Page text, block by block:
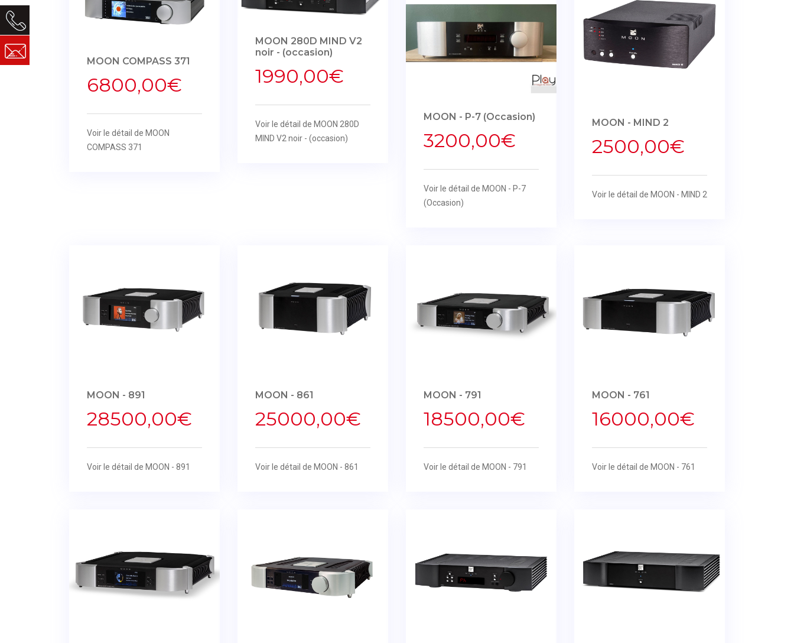
MOON COMPASS 371
6800,00€
Voir le détail de MOON
COMPASS 371
MOON 280D MIND V2
noir - (occasion)
1990,00€
Voir le détail de MOON 280D
MIND V2 noir - (occasion)
MOON - P-7 (Occasion)
3200,00€
Voir le détail de MOON - P-7
(Occasion)
MOON - MIND 2
2500,00€
Voir le détail de MOON - MIND 2
MOON - 891
28500,00€
Voir le détail de MOON - 891
MOON - 861
25000,00€
Voir le détail de MOON - 861
MOON - 791
18500,00€
Voir le détail de MOON - 791
MOON - 761
16000,00€
Voir le détail de MOON - 761